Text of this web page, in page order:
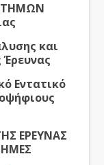
και
Έρευνας
Εντατικό
ΕΡΕΥΝΑΣ